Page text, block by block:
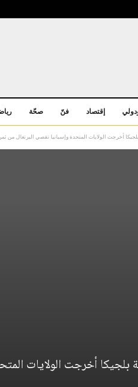
إقتصاد فنّ صحّة
رباعية بلجيكا أخرجت